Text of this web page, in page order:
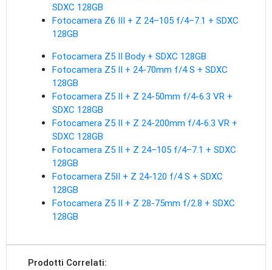
SDXC 128GB
Fotocamera Z6 III + Z 24–105 f/4–7.1 + SDXC
128GB
Fotocamera Z5 II Body + SDXC 128GB
Fotocamera Z5 II + 24-70mm f/4 S + SDXC
128GB
Fotocamera Z5 II + Z 24-50mm f/4-6.3 VR +
SDXC 128GB
Fotocamera Z5 II + Z 24-200mm f/4-6.3 VR +
SDXC 128GB
Fotocamera Z5 II + Z 24–105 f/4–7.1 + SDXC
128GB
Fotocamera Z5II + Z 24-120 f/4 S + SDXC
128GB
Fotocamera Z5 II + Z 28-75mm f/2.8 + SDXC
128GB
Prodotti Correlati: